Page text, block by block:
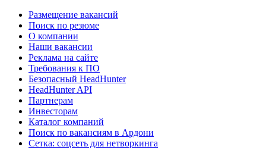
Размещение вакансий
Поиск по резюме
О компании
Наши вакансии
Реклама на сайте
Требования к ПО
Безопасный HeadHunter
HeadHunter API
Партнерам
Инвесторам
Каталог компаний
Поиск по вакансиям в Ардони
Сетка: соцсеть для нетворкинга